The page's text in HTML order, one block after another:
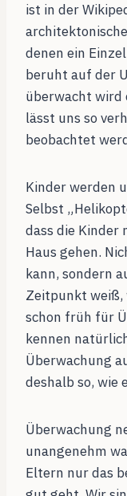
ist in der
denen ein
beruht auf der
überwacht wird
lässt uns so
beobachtet
Kinder werden
Selbst
dass die Kinder
Haus gehen.
kann, sondern
Zeitpunkt weiß,
schon früh für
kennen
Überwachung
deshalb so, wie
Überwachung
unangenehm
Eltern nur das